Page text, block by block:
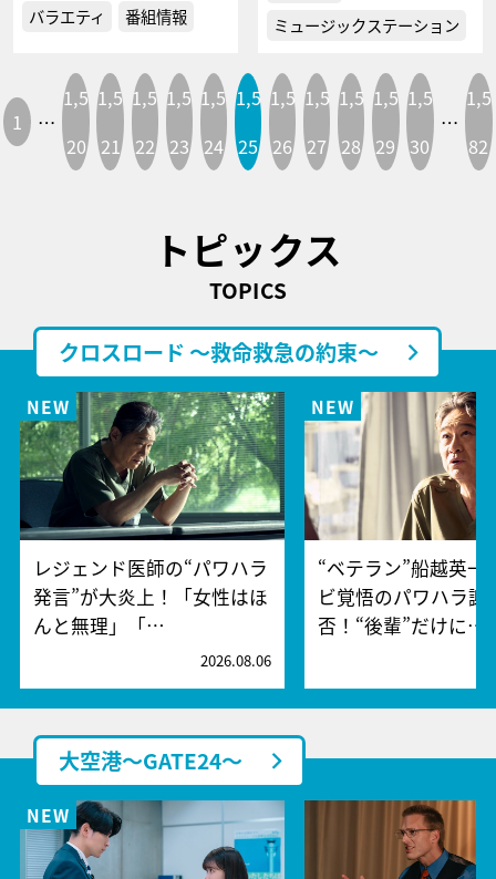
バラエティ 番組情報 ミュージックステーション
1 …
1,5
20
1,5
21
1,5
22
1,5
23
1,5
24
1,5
25
1,5
26
1,5
27
1,5
28
1,5
29
1,5
30
…
1,5
82
トピックス
TOPICS
クロスロード ～救命救急の約束～
レジェンド医師の“パワハラ
発言”が大炎上！「女性はほ
んと無理」「…
2026.08.06
“ベテラン”船越英一
ビ覚悟のパワハラ謝
否！“後輩”だけに…
大空港～GATE24～